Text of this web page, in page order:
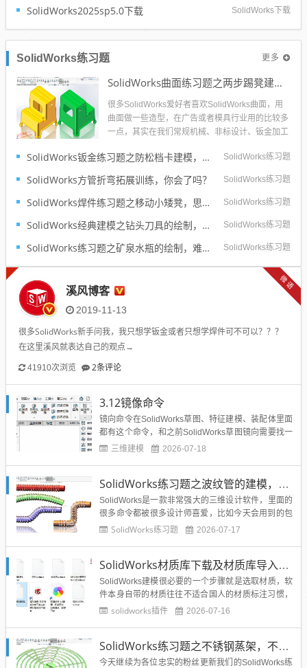
SolidWorks下载
SolidWorks2025sp5.0下载
SolidWorks练习题 更多
SolidWorks曲面练习题之两步踢凳建模，看似曲面实则特征
很多SolidWorks爱好者喜欢SolidWorks曲面，用
曲面做一些造型，在广告或者模具行业用的比较多
一点，其实在我们常规机械、非标设计、钣金加工
于SolidWorks曲面的教程也不是很多，练习也相对
比较的少。今天这个SolidWorks练习题是两步踢...
SolidWorks练习题
SolidWorks钣金练习题之防松档卡建模，钣金命令综合练习
SolidWorks练习题
SolidWorks方管折弯拓展训练，你会了吗？
SolidWorks练习题
SolidWorks焊件练习题之移动小矮凳，思路对了就不难
SolidWorks练习题
SolidWorks经典建模之钻头刀具的绘制，螺纹收尾是关键技巧
SolidWorks练习题
SolidWorks练习题之矿泉水瓶的绘制，难度不大主要是顶部螺纹的处理
溪风博客
2019-11-13
很多SolidWorks新手问我，我只想学钣金或者只想学焊件可不可以？？？
在这里溪风就表达自己的观点→
41910次浏览 2条评论
微语
3.12镜像命令
镜向命令在SolidWorks草图、特征建模、装配体里面
都有这个命令，和之前SolidWorks草图镜向需要找一
个中心线一样，三维特征建模镜向就需要找一个面，
ks镜向命令位置如图所示。...
三维建模 2026-07-18
SolidWorks练习题之波纹管的建模，方法很重要
SolidWorks是一款非常强大的三维设计软件，里面的
很多命令都被很多设计师喜爱，比如今天会用到的包
覆命令，就能很好的将图形包覆在圆柱面上，所以你
个命令具有非常实际的意义。今天分享的SolidWork
s...
SolidWorks练习题 2026-07-17
SolidWorks材质库下载及材质库导入方法
SolidWorks建模很必要的一个步骤就是选取材质，软
件本身自带的材质往往不适合国人的材质标注习惯，
所以总结整理的SolidWorks材质库，提供给博友们下
solidworks插件 2026-07-16
SolidWorks练习题之不锈钢蒸架，不用3D草图也能轻松完成
今天继续为各位忠实的粉丝更新我们的SolidWorks练